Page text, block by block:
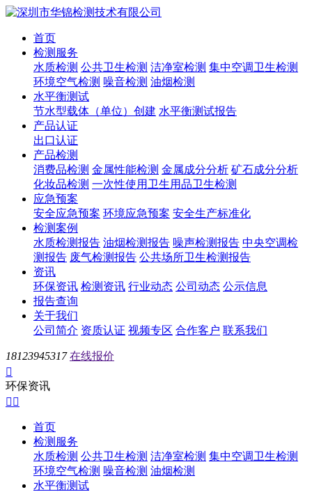
首页
检测服务
水质检测 公共卫生检测 洁净室检测 集中空调卫生检测
环境空气检测 噪音检测 油烟检测
水平衡测试
节水型载体（单位）创建 水平衡测试报告
产品认证
出口认证
产品检测
消费品检测 金属性能检测 金属成分分析 矿石成分分析
化妆品检测 一次性使用卫生用品卫生检测
应急预案
安全应急预案 环境应急预案 安全生产标准化
检测案例
水质检测报告 油烟检测报告 噪声检测报告 中央空调检
测报告 废气检测报告 公共场所卫生检测报告
资讯
环保资讯 检测资讯 行业动态 公司动态 公示信息
报告查询
关于我们
公司简介 资质认证 视频专区 合作客户 联系我们
18123945317 在线报价

环保资讯
 
首页
检测服务
水质检测 公共卫生检测 洁净室检测 集中空调卫生检测
环境空气检测 噪音检测 油烟检测
水平衡测试